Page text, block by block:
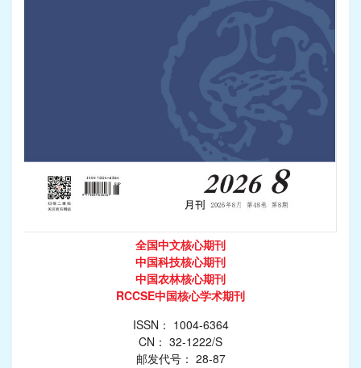
全国中文核心期刊
中国科技核心期刊
中国农林核心期刊
RCCSE中国核心学术期刊
ISSN： 1004-6364
CN： 32-1222/S
邮发代号： 28-87